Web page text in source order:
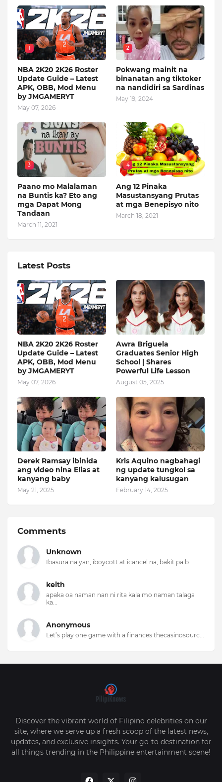
1
NBA 2K20 2K26 Roster
Update Guide – Latest
APK, OBB, Mod Menu
by JMGAMERYT
May 07, 2026
2
Pokwang mainit na
binanatan ang tiktoker
na nandidiri sa Sardinas
May 19, 2024
3
Paano mo Malalaman
na Buntis ka? Eto ang
mga Dapat Mong
Tandaan
March 11, 2021
4
Ang 12 Pinaka
Masustansyang Prutas
at mga Benepisyo nito
March 18, 2021
Latest Posts
NBA 2K20 2K26 Roster
Update Guide – Latest
APK, OBB, Mod Menu
by JMGAMERYT
May 07, 2026
Awra Briguela
Graduates Senior High
School | Shares
Powerful Life Lesson
August 05, 2025
Derek Ramsay ibinida
ang video nina Elias at
kanyang baby
May 21, 2025
Kris Aquino nagbahagi
ng update tungkol sa
kanyang kalusugan
February 14, 2025
Comments
Unknown
Ibasura na yan, iboycott at icancel na, bakit pa b...
keith
apaka oa naman nan ni rita kala mo naman talaga
ka...
Anonymous
Let’s play one game with a finances thecasinosourc...
Discover the vibrant world of Filipino celebrities on our
site, where we serve up a fresh scoop of the latest news,
updates, and exclusive insights. Your go-to destination for
all things trending in the Philippine entertainment scene!